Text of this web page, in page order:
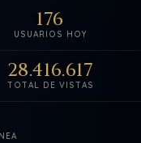
USUARIOS HOY
176
TOTAL DE VISTAS
28.416.617